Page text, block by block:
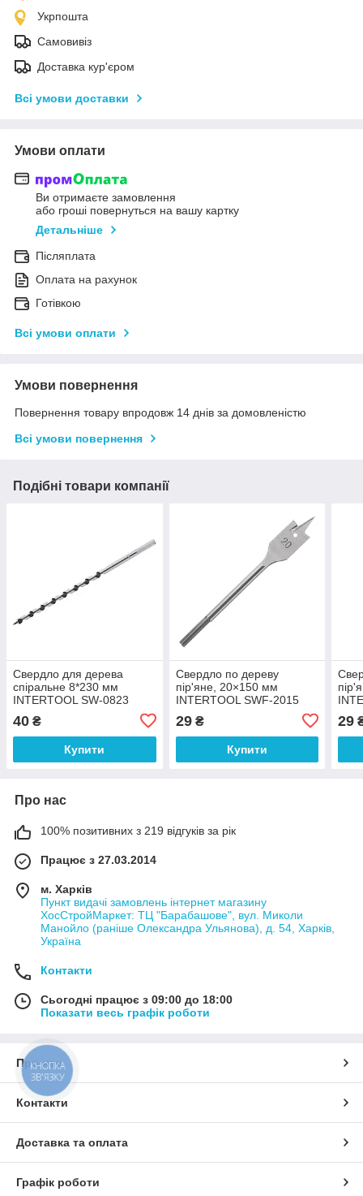
Укрпошта
Самовивіз
Доставка кур'єром
Всі умови доставки
Умови оплати
Ви отримаєте замовлення
або гроші повернуться на вашу картку
Детальніше
Післяплата
Оплата на рахунок
Готівкою
Всі умови оплати
Умови повернення
Повернення товару впродовж 14 днів за домовленістю
Всі умови повернення
Подібні товари компанії
Свердло для дерева
спіральне 8*230 мм
INTERTOOL SW-0823
40 ₴
Купити
Свердло по дереву
пір'яне, 20×150 мм
INTERTOOL SWF-2015
29₴
Купити
29
Про нас
100% позитивних з 219 відгуків за рік
Працює з 27.03.2014
м. Харків
Пункт видачі замовлень інтернет магазину
ХосСтройМаркет: ТЦ "Барабашове", вул. Миколи
Манойло (раніше Олександра Ульянова), д. 54, Харків,
Україна
Контакти
Сьогодні працює з 09:00 до 18:00
Показати весь графік роботи
Про нас
Контакти
Доставка та оплата
Графік роботи
КНОПКА
ЗВ'ЯЗКУ